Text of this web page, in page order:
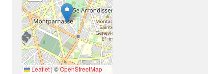
Leaflet |©OpenStreetMap